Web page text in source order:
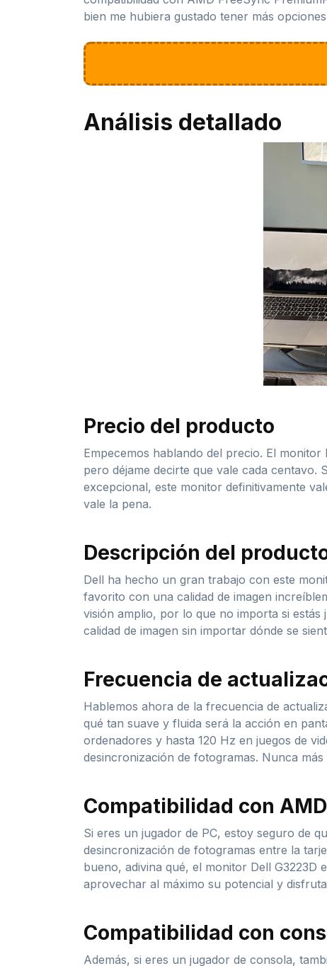
bien me hubiera gustado tener más
Análisis detallado
Precio del producto
Empecemos hablando del precio. El
pero déjame decirte que vale cada centavo.
excepcional, este monitor definitivamente
vale la pena.
Descripción del
Dell ha hecho un gran trabajo con este
favorito con una calidad de imagen
visión amplio, por lo que no importa si
calidad de imagen sin importar dónde se
Frecuencia de
Hablemos ahora de la frecuencia de
qué tan suave y fluida será la acción en
ordenadores y hasta 120 Hz en juegos de
desincronización de fotogramas. Nunca
Compatibilidad con
Si eres un jugador de PC, estoy seguro de
desincronización de fotogramas entre la
bueno, adivina qué, el monitor Dell
aprovechar al máximo su potencial y
Compatibilidad con
Además, si eres un jugador de consola,